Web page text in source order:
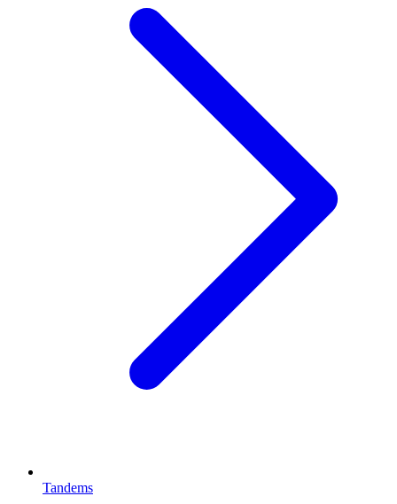
Tandems